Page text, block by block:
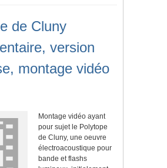
de Cluny
version
montage vidéo
Montage vidéo ayant
pour sujet le Polytope
de Cluny, une oeuvre
électroacoustique pour
bande et flashs